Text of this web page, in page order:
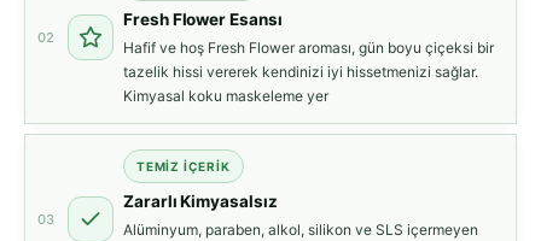
02
Fresh Flower Esansı
Hafif ve hoş Fresh Flower aroması, gün boyu çiçeksi bir
tazelik hissi vererek kendinizi iyi hissetmenizi sağlar.
Kimyasal koku maskeleme yer
03
TEMIZ İÇERIK
Zararlı Kimyasalsız
Alüminyum, paraben, alkol, silikon ve SLS içermeyen